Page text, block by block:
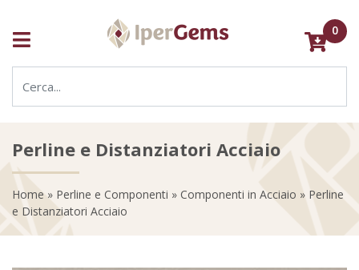
0
Perline e Distanziatori Acciaio
Home » Perline e Componenti » Componenti in Acciaio » Perline
e Distanziatori Acciaio